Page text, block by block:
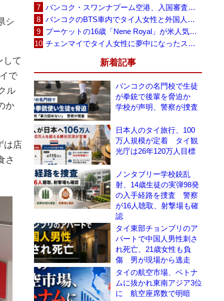
シ
して
で
ル
か
は店
さ
バンコク・スワンナプーム空港、入国審査で2～3時間待ちの時間帯も 審査厳格化と人員不足が影響か
バンコクのBTS車内でタイ人女性と外国人学生グループが口論、騒音めぐる動画が拡散
プーケットの16歳「Nene Royal」が米人気番組で圧巻の演奏、審査員4人全員が「Yes」
チェンマイでタイ人女性に夢中になったスウェーデン人男性、全財産を失い捨てられる
新着記事
バンコクの名門校で生徒
が拳銃で後輩を脅迫か
学校が声明、警察が捜査
日本人のタイ旅行、100
万人規模が定着 タイ観
光庁は26年120万人目標
ノンタブリー学校銃乱
射、14歳生徒の実弾98発
の入手経路を捜査 警察
が16人聴取、射撃場も確
認
タイ東部チョンブリのア
パートで中国人男性刺さ
れ死亡、21歳女性も負
傷 男が現場から逃走
タイの航空市場、ベトナ
ムに抜かれ東南アジア3位
に 航空座席数で明暗